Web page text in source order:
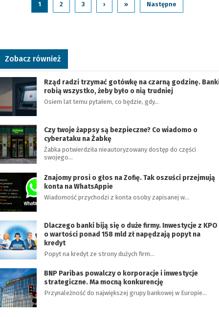
1 2 3 › » Następne
Zobacz również
Rząd radzi trzymać gotówkę na czarną godzinę.
robią wszystko, żeby było o nią trudniej
Osiem lat temu pytałem, co będzie, gdy…
Czy twoje żappsy są bezpieczne? Co wiadomo o
cyberataku na Żabkę
Żabka potwierdziła nieautoryzowany dostęp do części
swojego…
Znajomy prosi o głos na Zofię. Tak oszuści przejmują
konta na WhatsAppie
Wiadomość przychodzi z konta osoby zapisanej w…
Dlaczego banki biją się o duże firmy. Inwestycje z KPO
o wartości ponad 158 mld zł napędzają popyt na
kredyt
Popyt na kredyt ze strony dużych firm…
BNP Paribas powalczy o korporacje i inwestycje
strategiczne. Ma mocną konkurencję
Przynależność do największej grupy bankowej w Europie…